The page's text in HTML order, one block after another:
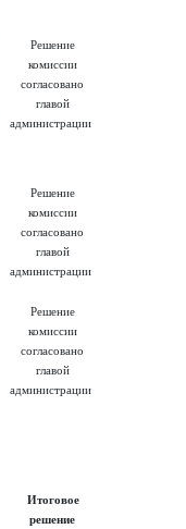
Решение
комиссии
согласовано
главой
администрации
Решение
комиссии
согласовано
главой
администрации
Решение
комиссии
согласовано
главой
администрации
Итоговое
решение